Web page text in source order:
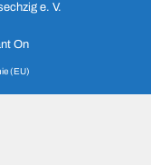
e. V.
On
(EU)